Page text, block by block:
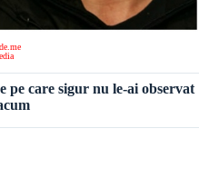
pe care sigur nu le-ai observat